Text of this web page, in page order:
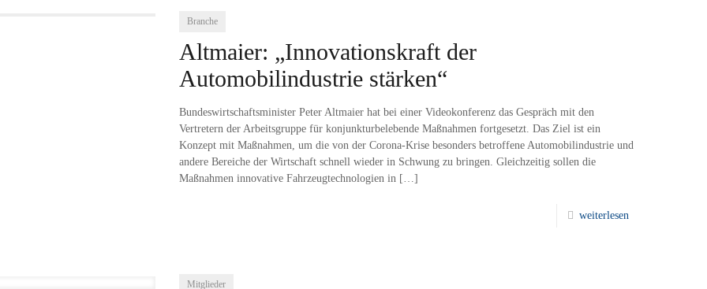
Branche
Altmaier: „Innovationskraft der
Automobilindustrie stärken“
Bundeswirtschaftsminister Peter Altmaier hat bei einer Videokonferenz das Gespräch mit den
Vertretern der Arbeitsgruppe für konjunkturbelebende Maßnahmen fortgesetzt. Das Ziel ist ein
Konzept mit Maßnahmen, um die von der Corona-Krise besonders betroffene Automobilindustrie und
andere Bereiche der Wirtschaft schnell wieder in Schwung zu bringen. Gleichzeitig sollen die
Maßnahmen innovative Fahrzeugtechnologien in […]
weiterlesen
Mitglieder